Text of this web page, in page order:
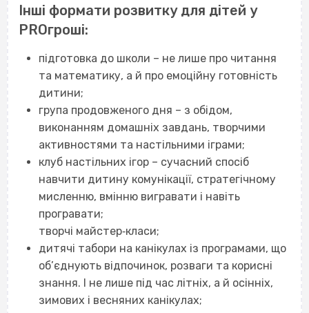
Інші формати розвитку для дітей у
PROгроші:
підготовка до школи – не лише про читання
та математику, а й про емоційну готовність
дитини;
група продовженого дня – з обідом,
виконанням домашніх завдань, творчими
активностями та настільними іграми;
клуб настільних ігор – сучасний спосіб
навчити дитину комунікації, стратегічному
мисленню, вмінню вигравати і навіть
програвати;
творчі майстер‐класи;
дитячі табори на канікулах із програмами, що
об’єднують відпочинок, розваги та корисні
знання. І не лише під час літніх, а й осінніх,
зимових і весняних канікулах;